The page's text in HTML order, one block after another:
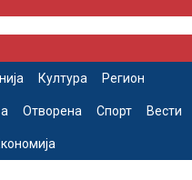
Култура Регион
Отворена Спорт Вести